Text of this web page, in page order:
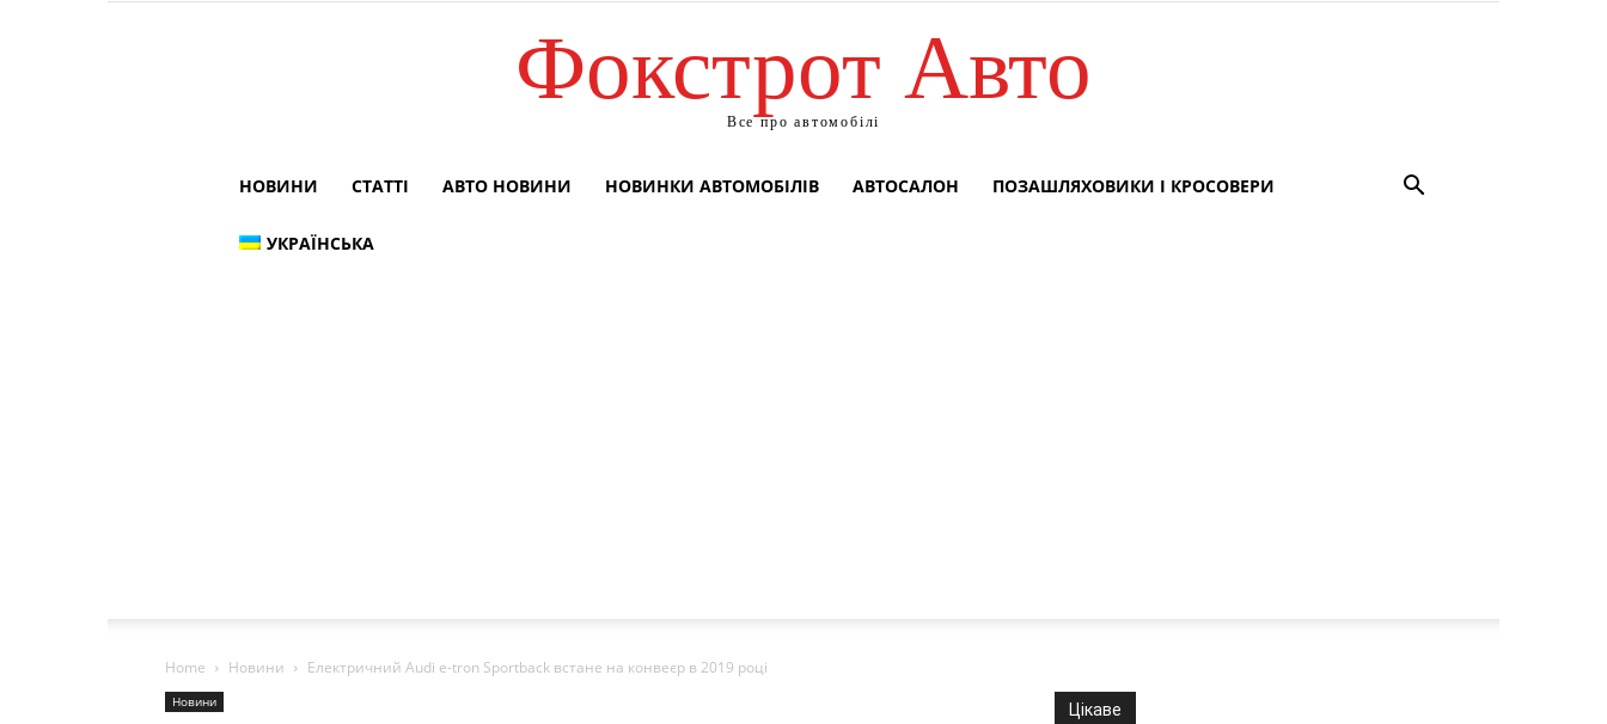
Фокстрот Авто
Все про автомобілі
НОВИНИ СТАТТІ АВТО НОВИНИ НОВИНКИ АВТОМОБІЛІВ АВТОСАЛОН ПОЗАШЛЯХОВИКИ І КРОСОВЕРИ
УКРАЇНСЬКА
Home Новини Електричний Audi e-tron Sportback встане на конвеєр в 2019 році
Новини Цікаве